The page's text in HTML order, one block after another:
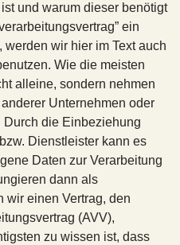
und warum dieser benötigt
ein
wir hier im Text auch
Wie die meisten
alleine, sondern nehmen
Unternehmen oder
die Einbeziehung
Dienstleister kann es
Daten zur Verarbeitung
dann als
wir einen Vertrag, den
(AVV),
zu wissen ist, dass